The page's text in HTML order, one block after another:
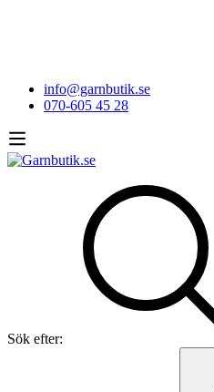
info@garnbutik.se
070-605 45 28
Sök efter: